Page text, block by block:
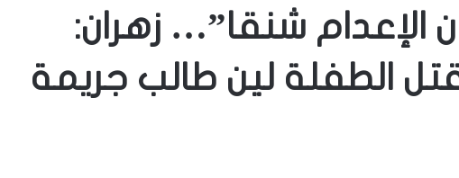
الإعدام شنقا”… زهران:
الطفلة لين طالب جريمة